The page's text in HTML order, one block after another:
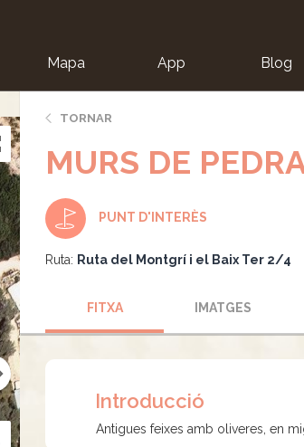
Mapa App Blog
TORNAR
MURS DE
PUNT D'INTERÈS
Ruta: Ruta del Montgrí i el Baix Ter 2/4
FITXA IMATGES
Introducció
Antigues feixes amb oliveres, en